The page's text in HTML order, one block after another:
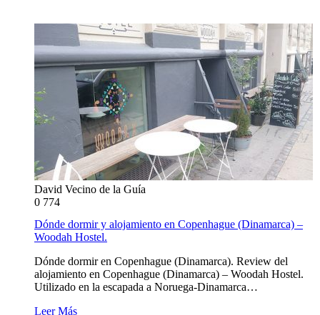
David Vecino de la Guía
0 774
Dónde dormir y alojamiento en Copenhague (Dinamarca) –
Woodah Hostel.
Dónde dormir en Copenhague (Dinamarca). Review del
alojamiento en Copenhague (Dinamarca) – Woodah Hostel.
Utilizado en la escapada a Noruega-Dinamarca…
Leer Más